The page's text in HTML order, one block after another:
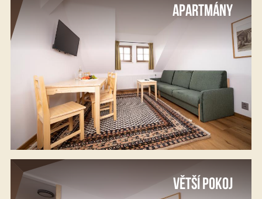
APARTMÁNY
VĚTŠÍ POKOJ